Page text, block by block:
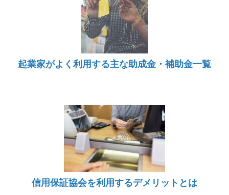
起業家がよく利用する主な助成金・補助金一覧
信用保証協会を利用するデメリットとは